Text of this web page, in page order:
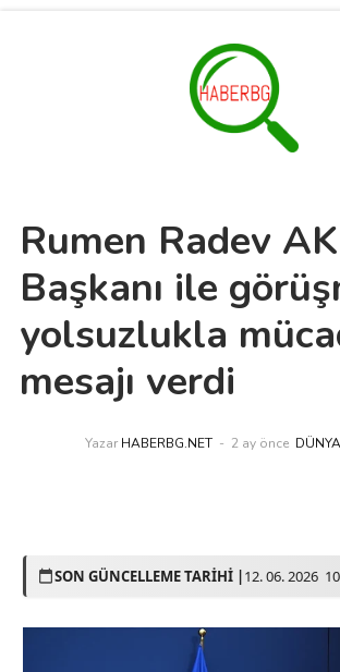
Rumen Radev AK
Başkanı ile
yolsuzlukla
mesajı verdi
Yazar HABERBG.NET 2 ay önce DÜNYA
SON GÜNCELLEME TARİHİ |12. 06. 2026